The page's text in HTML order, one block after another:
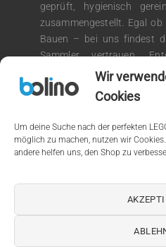
Wir
Cookies
Um deine Suche nach der perfekten
möglich zu machen, nutzen wir
andere helfen uns, den Shop zu
geprüft, hygienisch
zusammengestellt. Egal
Bauen – bei uns findest
Sammler vertrauen.
Auswahl an LEGO
Bauprojekte.
Kein Mehrwertsteuerausweis,
(1)
PayPal Bank